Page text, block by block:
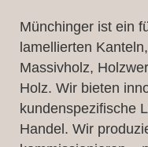
Münchinger ist ein
lamellierten
Massivholz,
Holz. Wir bieten
kundenspezifische
Handel. Wir